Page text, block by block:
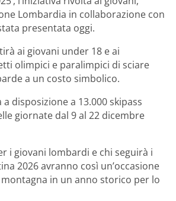
Lombardia in collaborazione con
presentata oggi.
ai giovani under 18 e ai
olimpici e paralimpici di sciare
a un costo simbolico.
a disposizione a 13.000 skipass
giornate dal 9 al 22 dicembre
i giovani lombardi e chi seguirà i
2026 avranno così un’occasione
in un anno storico per lo